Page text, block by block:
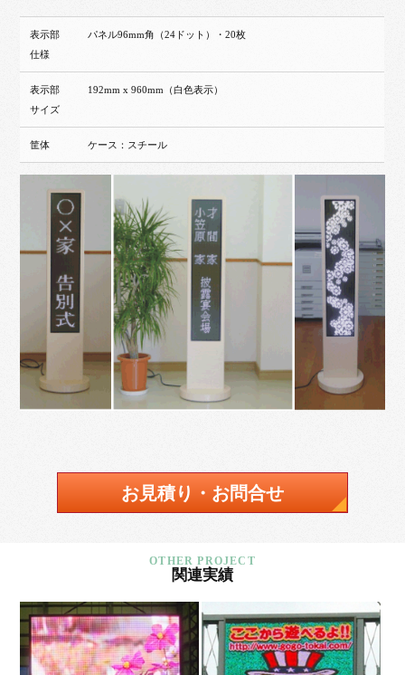
表示部
仕様
パネル96mm角（24ドット）・20枚
表示部
サイズ
192mm x 960mm（白色表示）
筐体 ケース：スチール
お見積り・お問合せ
関連実績